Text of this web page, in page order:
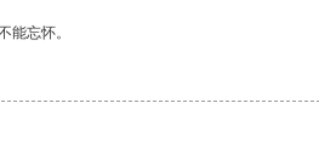
能忘怀。